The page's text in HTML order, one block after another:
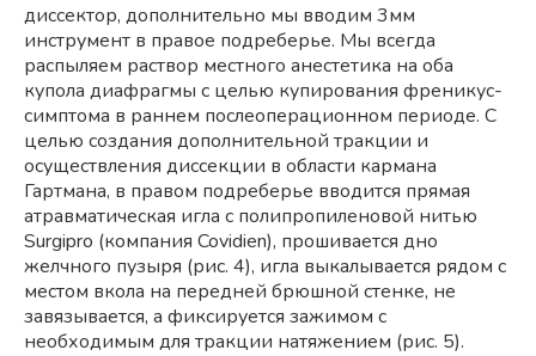
диссектор, дополнительно мы вводим 3мм
инструмент в правое подреберье. Мы всегда
распыляем раствор местного анестетика на оба
купола диафрагмы с целью купирования френикус-
симптома в раннем послеоперационном периоде. С
целью создания дополнительной тракции и
осуществления диссекции в области кармана
Гартмана, в правом подреберье вводится прямая
атравматическая игла с полипропиленовой нитью
Surgipro (компания Covidien), прошивается дно
желчного пузыря (рис. 4), игла выкалывается рядом с
местом вкола на передней брюшной стенке, не
завязывается, а фиксируется зажимом с
необходимым для тракции натяжением (рис. 5).